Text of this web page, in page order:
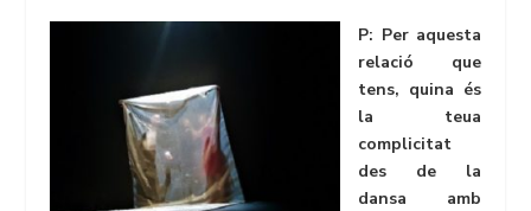
P: Per aquesta
relació que
tens, quina és
la teua
complicitat
des de la
dansa amb